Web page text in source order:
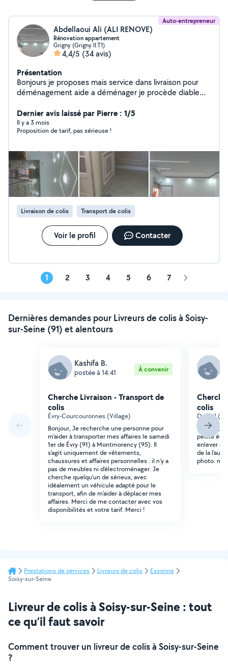
Auto-entrepreneur
Abdellaoui Ali (ALI RENOVE)
Rénovation appartement
Grigny (Grigny II.T1)
4,4/5 (34 avis)
Présentation
Bonjours je proposes mais service dans livraison pour
déménagement aide a déménager je procède diable
escalier peut aussi aider démonter meuble remonter
compétences dans les travaux rénovation enduit
peinture réparation ext enlèvement grava je suis sérieux
disposition a tout moment 24/24
Dernier avis laissé par Pierre : 1/5
Il y a 3 mois
Proposition de tarif, pas sérieuse !
Livraison de colis Transport de colis
Voir le profil Contacter
1 2 3 4 5 6 7 Page
Dernières demandes pour Livreurs de colis à Soisy-
sur-Seine (91) et alentours
Kashifa B.
postée à 14:41 À convenir
Cherche Livraison - Transport de
colis
Évry-Courcouronnes (Village)
Bonjour, Je recherche une personne pour
m'aider à transporter mes affaires le samedi
1er de Évry (91) à Montmorency (95). Il
s'agit uniquement de vêtements,
chaussures et affaires personnelles : il n'y a
pas de meubles ni d'électroménager. Je
cherche quelqu'un de sérieux, avec
idéalement un véhicule adapté pour le
transport, afin de m'aider à déplacer mes
affaires. Merci de me contacter avec vos
disponibilités et votre tarif. Merci !
colis
Draveil
Bonjour,
petite
enlever et
de la
photo.
Prestations de services Livreurs de colis
Essonne
Soisy-sur-Seine
Livreur de colis à Soisy-sur-Seine : tout
ce qu’il faut savoir
Comment trouver un livreur de colis à Soisy-sur-Seine
?